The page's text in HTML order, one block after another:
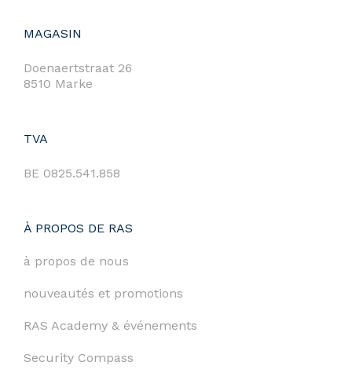
MAGASIN
Doenaertstraat 26
8510 Marke
TVA
BE 0825.541.858
À PROPOS DE RAS
à propos de nous
nouveautés et promotions
RAS Academy & événements
Security Compass